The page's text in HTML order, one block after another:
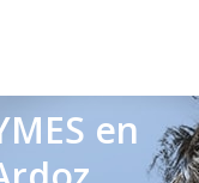
en